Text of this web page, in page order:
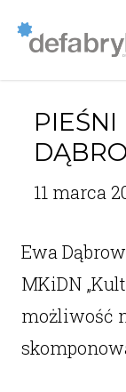
PIEŚNI
11 marca
Ewa
MKiDN
możliwość